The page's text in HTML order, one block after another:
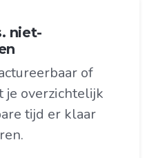
niet-
of
je overzichtelijk
tijd er klaar